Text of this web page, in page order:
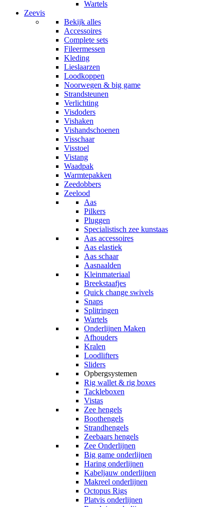
Wartels
Zeevis
Bekijk alles
Accessoires
Complete sets
Fileermessen
Kleding
Lieslaarzen
Loodkoppen
Noorwegen & big game
Strandsteunen
Verlichting
Visdoders
Vishaken
Vishandschoenen
Visschaar
Visstoel
Vistang
Waadpak
Warmtepakken
Zeedobbers
Zeelood
Aas
Pilkers
Pluggen
Specialistisch zee kunstaas
Aas accessoires
Aas elastiek
Aas schaar
Aasnaalden
Kleinmateriaal
Breekstaafjes
Quick change swivels
Snaps
Splitringen
Wartels
Onderlijnen Maken
Afhouders
Kralen
Loodlifters
Sliders
Opbergsystemen
Rig wallet & rig boxes
Tackleboxen
Vistas
Zee hengels
Boothengels
Strandhengels
Zeebaars hengels
Zee Onderlijnen
Big game onderlijnen
Haring onderlijnen
Kabeljauw onderlijnen
Makreel onderlijnen
Octopus Rigs
Platvis onderlijnen